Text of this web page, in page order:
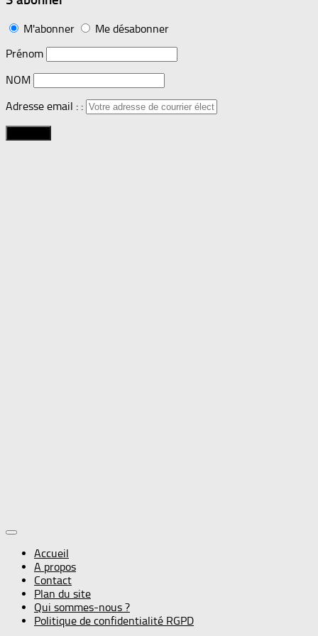
M'abonner
Me désabonner
Prénom
NOM
Adresse email : :
Accueil
A propos
Contact
Plan du site
Qui sommes-nous ?
Politique de confidentialité RGPD